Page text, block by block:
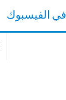
الفيسبوك